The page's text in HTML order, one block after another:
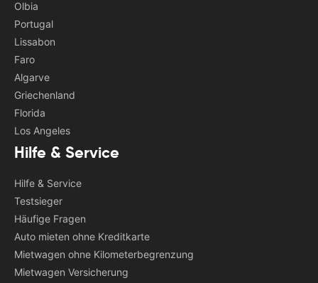
Olbia
Portugal
Lissabon
Faro
Algarve
Griechenland
Florida
Los Angeles
Hilfe & Service
Hilfe & Service
Testsieger
Häufige Fragen
Auto mieten ohne Kreditkarte
Mietwagen ohne Kilometerbegrenzung
Mietwagen Versicherung